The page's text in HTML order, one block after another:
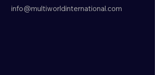
info@multiworldinternational.com